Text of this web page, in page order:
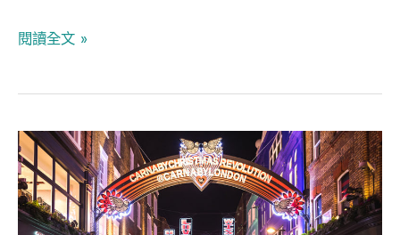
閱讀全文 »
英
國
倫
敦